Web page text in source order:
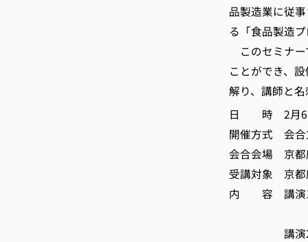
品製造業に従
る「食品製造
このセミナー
ことができ、
解り、講師と
日 時 2月6日
開催方式 会
会合会場 京
受講対象 京都
内 容 講演1：
講演2：『